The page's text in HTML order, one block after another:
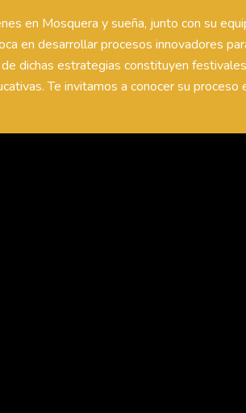
en Mosquera y sueña, junto con su
en desarrollar procesos innovadores
dichas estrategias constituyen
Te invitamos a conocer su proceso